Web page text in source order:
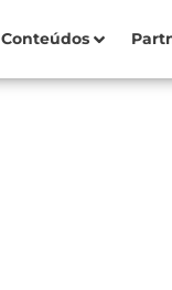
Conteúdos